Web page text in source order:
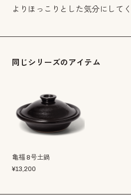
よりほっこりとした気分にして
同じシリーズのアイテム
亀福 8号土鍋
¥13,200